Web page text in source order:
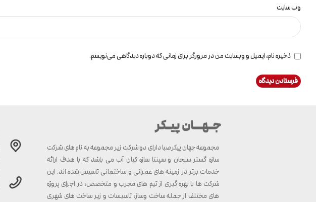
وب‌ سایت
ذخیره نام، ایمیل و وبسایت من در مرورگر برای زمانی که دوباره دیدگاهی می‌نویسم.
مجموعه جهان پیکرصبا دارای دو شرکت زیر مجموعه به نام های شرکت
سازه گستر سبحان و سپنتا سازه کیان آب می باشد که با هدف ارائه
خدمات برتر در زمینه های عمرانی و ساختمانی تاسیس شده اند. این
شرکت ها با بهره گیری از تیم های مجرب و متخصص، در اجرای پروژه
های مختلف از جمله ساخت وساز، تاسیسات و زیر ساخت های شهری